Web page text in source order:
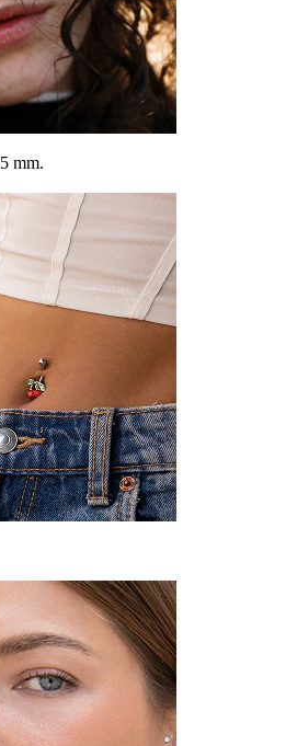
mm.
16 mm
keine Bewertungen